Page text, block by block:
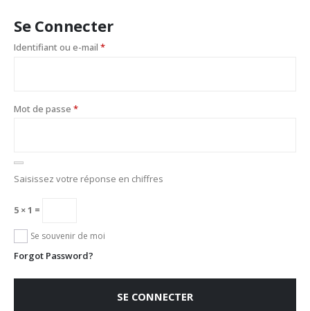
Se Connecter
Identifiant ou e-mail *
Mot de passe *
Saisissez votre réponse en chiffres
5 × 1 =
Se souvenir de moi
Forgot Password?
SE CONNECTER